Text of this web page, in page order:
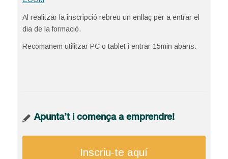
Al realitzar la inscripció rebreu un enllaç per a entrar el
dia de la formació.
Recomanem utilitzar PC o tablet i entrar 15min abans.
Apunta’t i comença a emprendre!
Inscriu-te aquí